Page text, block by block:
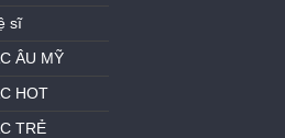
sĩ
ÂU MỸ
HOT
TRẺ